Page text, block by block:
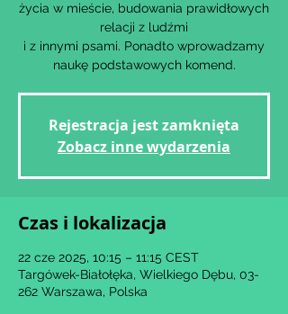
życia w mieście, budowania prawidłowych
relacji z ludźmi
i z innymi psami. Ponadto wprowadzamy
Rejestracja jest zamknięta
Zobacz inne wydarzenia
Czas i lokalizacja
22 cze 2025, 10:15 – 11:15 CEST
Targówek-Białołęka, Wielkiego Dębu, 03-
262 Warszawa, Polska